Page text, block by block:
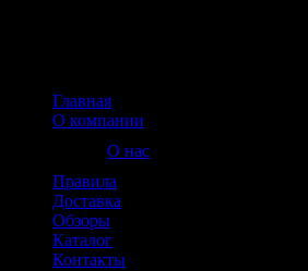
Главная
О компании
О нас
Правила
Доставка
Обзоры
Каталог
Контакты